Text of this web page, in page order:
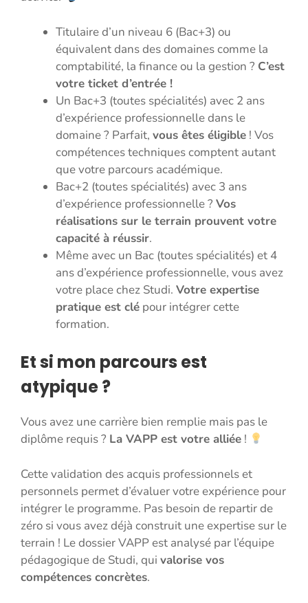
Titulaire d’un niveau 6 (Bac+3) ou
équivalent dans des domaines comme la
comptabilité, la finance ou la gestion ? C’est
votre ticket d’entrée !
Un Bac+3 (toutes spécialités) avec 2 ans
d’expérience professionnelle dans le
domaine ? Parfait, vous êtes éligible ! Vos
compétences techniques comptent autant
que votre parcours académique.
Bac+2 (toutes spécialités) avec 3 ans
d’expérience professionnelle ? Vos
réalisations sur le terrain prouvent votre
capacité à réussir.
Même avec un Bac (toutes spécialités) et 4
ans d’expérience professionnelle, vous avez
votre place chez Studi. Votre expertise
pratique est clé pour intégrer cette
formation.
Et si mon parcours est
atypique ?
Vous avez une carrière bien remplie mais pas le
diplôme requis ? La VAPP est votre alliée !
Cette validation des acquis professionnels et
personnels permet d’évaluer votre expérience pour
intégrer le programme. Pas besoin de repartir de
zéro si vous avez déjà construit une expertise sur le
terrain ! Le dossier VAPP est analysé par l’équipe
pédagogique de Studi, qui valorise vos
compétences concrètes.